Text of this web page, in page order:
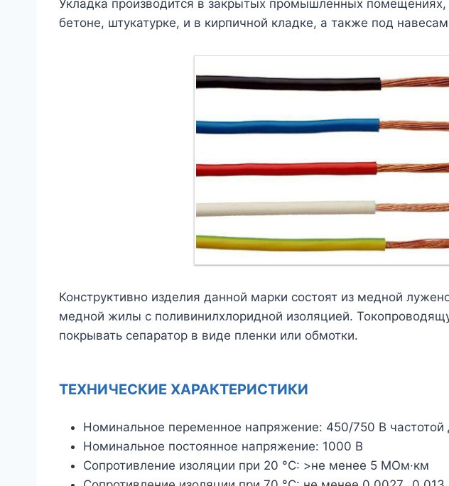
Укладка производится в закрытых промышленных помещениях,
бетоне, штукатурке, и в кирпичной кладке, а также под
Конструктивно изделия данной марки состоят из медной
медной жилы с поливинилхлоридной изоляцией.
покрывать сепаратор в виде пленки или обмотки.
ТЕХНИЧЕСКИЕ ХАРАКТЕРИСТИКИ
Номинальное переменное напряжение: 450/750 В частотой
Номинальное постоянное напряжение: 1000 В
Сопротивление изоляции при 20 °С: >не менее 5 МОм·км